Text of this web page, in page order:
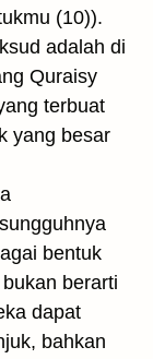
(10)).
adalah di
Quraisy
terbuat
yang besar
bentuk
berarti
dapat
bahkan